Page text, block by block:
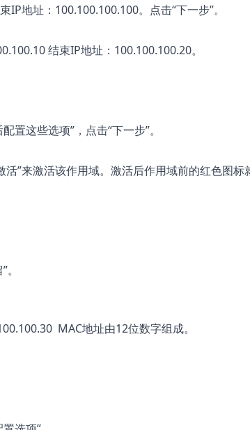
地址：100.100.100.100。点击“下一步”。
结束IP地址：100.100.100.20。
置这些选项”，点击“下一步”。
”来激活该作用域。激活后作用域前的红色图标
MAC地址由12位数字组成。